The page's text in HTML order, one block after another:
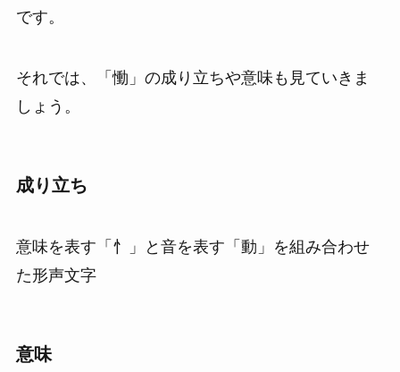
です。
それでは、「慟」の成り立ちや意味も見ていきま
しょう。
成り立ち
意味を表す「忄」と音を表す「動」を組み合わせ
た形声文字
意味